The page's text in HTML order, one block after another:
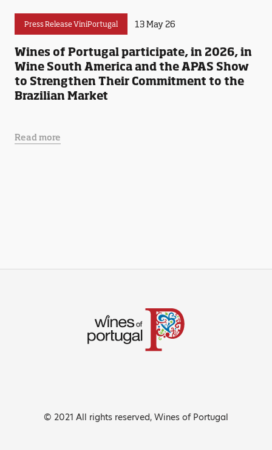
Press Release ViniPortugal 13 May 26
Wines of Portugal participate, in 2026, in
Wine South America and the APAS Show
to Strengthen Their Commitment to the
Brazilian Market
Read more
© 2021 All rights reserved, Wines of Portugal